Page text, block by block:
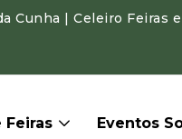
Cunha | Celeiro Feiras
Feiras Eventos